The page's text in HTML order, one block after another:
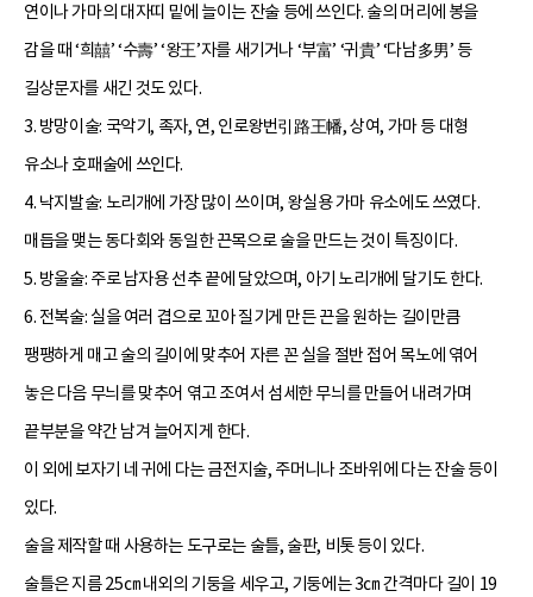
연이나 가마의 대자띠 밑에 늘이는 잔술 등에 쓰인다. 술의 머리에 봉을
감을 때 ‘희囍’ ‘수壽’ ‘왕王’자를 새기거나 ‘부富’ ‘귀貴’ ‘다남多男’ 등
길상문자를 새긴 것도 있다.
3. 방망이술: 국악기, 족자, 연, 인로왕번引路王幡, 상여, 가마 등 대형
유소나 호패술에 쓰인다.
4. 낙지발술: 노리개에 가장 많이 쓰이며, 왕실용 가마 유소에도 쓰였다.
매듭을 맺는 동다회와 동일한 끈목으로 술을 만드는 것이 특징이다.
5. 방울술: 주로 남자용 선추 끝에 달았으며, 아기 노리개에 달기도 한다.
6. 전복술: 실을 여러 겹으로 꼬아 질기게 만든 끈을 원하는 길이만큼
팽팽하게 매고 술의 길이에 맞추어 자른 꼰 실을 절반 접어 목노에 엮어
놓은 다음 무늬를 맞추어 엮고 조여서 섬세한 무늬를 만들어 내려가며
끝부분을 약간 남겨 늘어지게 한다.
이 외에 보자기 네 귀에 다는 금전지술, 주머니나 조바위에 다는 잔술 등이
있다.
술을 제작할 때 사용하는 도구로는 술틀, 술판, 비톳 등이 있다.
술틀은 지름 25㎝ 내외의 기둥을 세우고, 기둥에는 3㎝ 간격마다 길이 19